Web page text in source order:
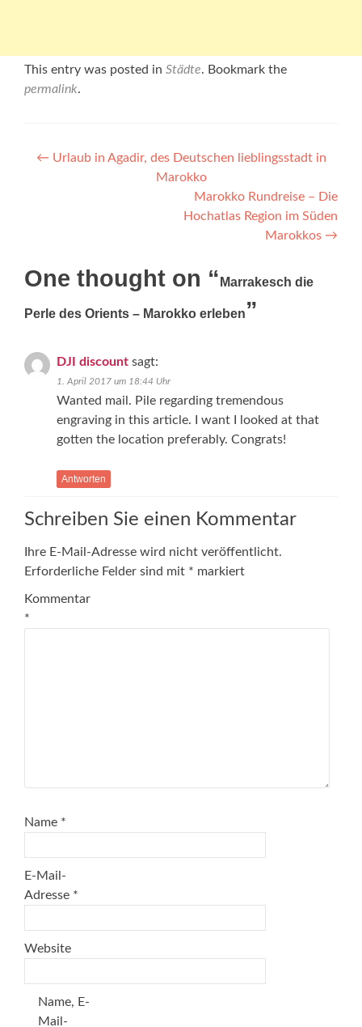
This entry was posted in Städte. Bookmark the
permalink.
← Urlaub in Agadir, des Deutschen lieblingsstadt in
Marokko
Marokko Rundreise – Die
Hochatlas Region im Süden
Marokkos →
One thought on “ Marrakesch die
Perle des Orients – Marokko erleben”
DJI discount sagt:
1. April 2017 um 18:44 Uhr
Wanted mail. Pile regarding tremendous
engraving in this article. I want I looked at that
gotten the location preferably. Congrats!
Antworten
Schreiben Sie einen Kommentar
Ihre E-Mail-Adresse wird nicht veröffentlicht.
Erforderliche Felder sind mit * markiert
Kommentar
*
Name *
E-Mail-
Adresse *
Website
Name, E-
Mail-